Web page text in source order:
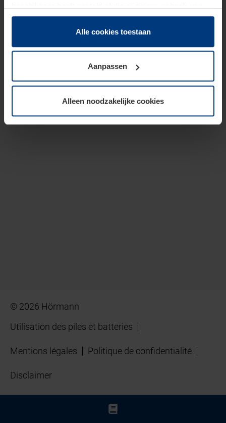
hun diensten hebben verzameld.
Juridisch hebben wij het recht om cookies op uw
van deze pagina's absoluut vereist is. Voor alle andere
soorten cookies is uw toestemming benodigd. Uw
toestemming kunt u op elk moment bij de uitleg van de
wijzigen of herroepen.
Alle cookies toestaan
Aanpassen
Alleen noodzakelijke cookies
© 2026 Hörmann
Utilisation des piles et batteries
Mentions légales Politique de confidentialité
Disclaimer